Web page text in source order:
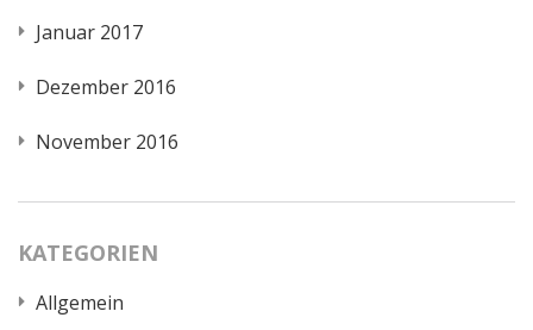
Januar 2017
Dezember 2016
November 2016
KATEGORIEN
Allgemein